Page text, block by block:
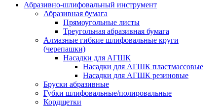
Абразивно-шлифовальный инструмент
Абразивная бумага
Прямоугольные листы
Треугольная абразивная бумага
Алмазные гибкие шлифовальные круги
(черепашки)
Насадки для АГШК
Насадки для АГШК пластмассовые
Насадки для АГШК резиновые
Бруски абразивные
Губки шлифовальные/полировальные
Кордщетки